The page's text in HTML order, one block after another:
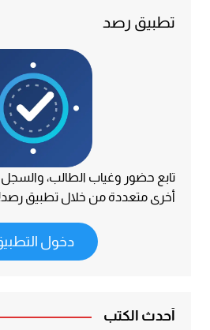
تطبيق رصد
تابع حضور وغياب الطالب،
أخرى متعددة من خلال تطبيق
دخول
أحدث الكتب